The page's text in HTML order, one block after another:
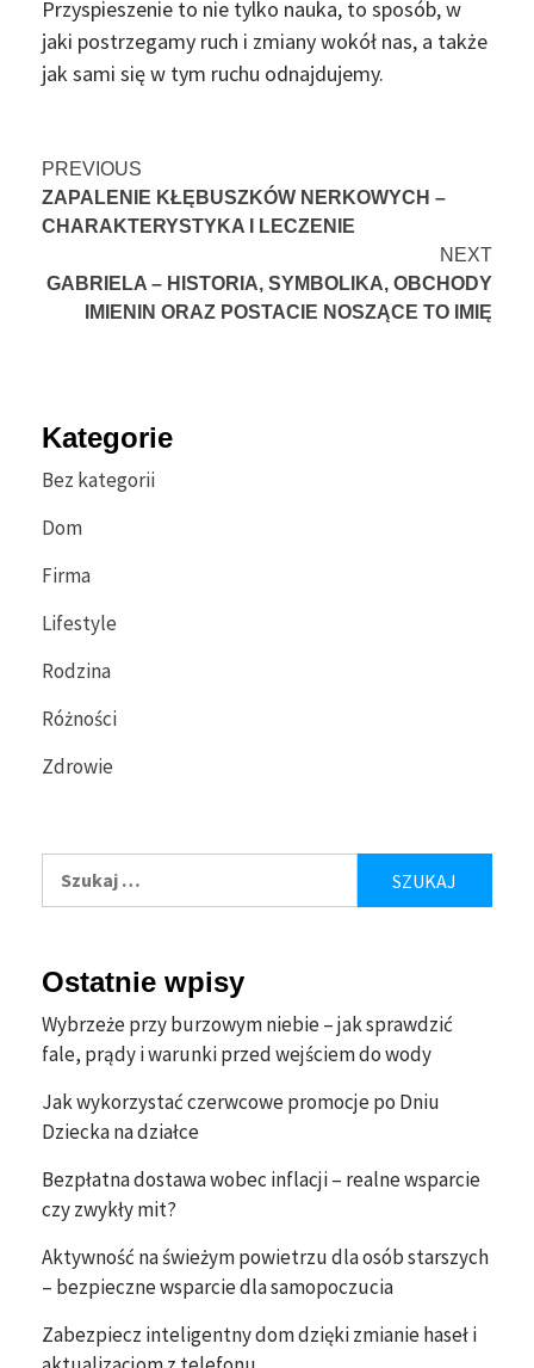
Przyspieszenie to nie tylko nauka, to sposób, w
jaki postrzegamy ruch i zmiany wokół nas, a także
jak sami się w tym ruchu odnajdujemy.
Continue
Reading
PREVIOUS
ZAPALENIE KŁĘBUSZKÓW NERKOWYCH –
CHARAKTERYSTYKA I LECZENIE
NEXT
GABRIELA – HISTORIA, SYMBOLIKA, OBCHODY
IMIENIN ORAZ POSTACIE NOSZĄCE TO IMIĘ
Kategorie
Bez kategorii
Dom
Firma
Lifestyle
Rodzina
Różności
Zdrowie
Ostatnie wpisy
Wybrzeże przy burzowym niebie – jak sprawdzić
fale, prądy i warunki przed wejściem do wody
Jak wykorzystać czerwcowe promocje po Dniu
Dziecka na działce
Bezpłatna dostawa wobec inflacji – realne wsparcie
czy zwykły mit?
Aktywność na świeżym powietrzu dla osób starszych
– bezpieczne wsparcie dla samopoczucia
Zabezpiecz inteligentny dom dzięki zmianie haseł i